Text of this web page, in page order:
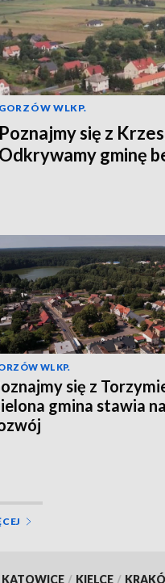
GORZÓW WLKP.
Poznajmy się z
Odkrywamy gminę
WLKP.
się z
gmina stawia na
KATOWICE / KIELCE /